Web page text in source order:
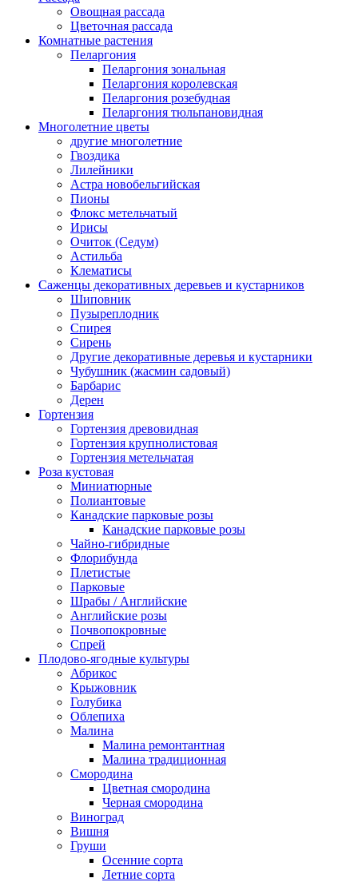
Овощная рассада
Цветочная рассада
Комнатные растения
Пеларгония
Пеларгония зональная
Пеларгония королевская
Пеларгония розебудная
Пеларгония тюльпановидная
Многолетние цветы
другие многолетние
Гвоздика
Лилейники
Астра новобельгийская
Пионы
Флокс метельчатый
Ирисы
Очиток (Седум)
Астильба
Клематисы
Саженцы декоративных деревьев и кустарников
Шиповник
Пузыреплодник
Спирея
Сирень
Другие декоративные деревья и кустарники
Чубушник (жасмин садовый)
Барбарис
Дерен
Гортензия
Гортензия древовидная
Гортензия крупнолистовая
Гортензия метельчатая
Роза кустовая
Миниатюрные
Полиантовые
Канадские парковые розы
Канадские парковые розы
Чайно-гибридные
Флорибунда
Плетистые
Парковые
Шрабы / Английские
Английские розы
Почвопокровные
Спрей
Плодово-ягодные культуры
Абрикос
Крыжовник
Голубика
Облепиха
Малина
Малина ремонтантная
Малина традиционная
Смородина
Цветная смородина
Черная смородина
Виноград
Вишня
Груши
Осенние сорта
Летние сорта